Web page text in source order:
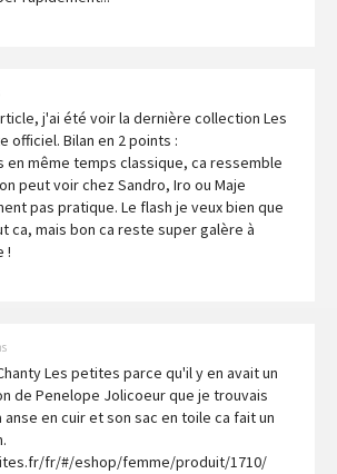
j'ai été voir la dernière collection Les
officiel. Bilan en 2 points :
en même temps classique, ca ressemble
peut voir chez Sandro, Iro ou Maje
pas pratique. Le flash je veux bien que
ca, mais bon ca reste super galère à
!
Les petites parce qu'il y en avait un
de Penelope Jolicoeur que je trouvais
en cuir et son sac en toile ca fait un
fr/#/eshop/femme/produit/1710/